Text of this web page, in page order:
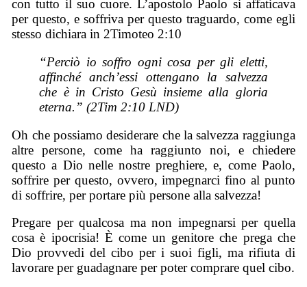
con tutto il suo cuore. L’apostolo Paolo si affaticava
per questo, e soffriva per questo traguardo, come egli
stesso dichiara in 2Timoteo 2:10
“Perciò io soffro ogni cosa per gli eletti,
affinché anch’essi ottengano la salvezza
che è in Cristo Gesù insieme alla gloria
eterna.” (2Tim 2:10 LND)
Oh che possiamo desiderare che la salvezza raggiunga
altre persone, come ha raggiunto noi, e chiedere
questo a Dio nelle nostre preghiere, e, come Paolo,
soffrire per questo, ovvero, impegnarci fino al punto
di soffrire, per portare più persone alla salvezza!
Pregare per qualcosa ma non impegnarsi per quella
cosa è ipocrisia! È come un genitore che prega che
Dio provvedi del cibo per i suoi figli, ma rifiuta di
lavorare per guadagnare per poter comprare quel cibo.